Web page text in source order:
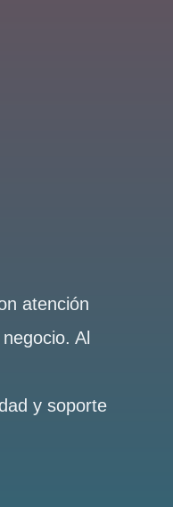
atención
Al
y soporte